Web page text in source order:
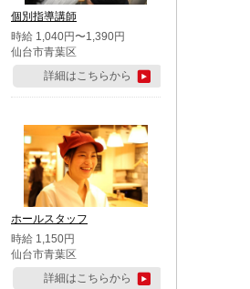
個別指導講師
時給 1,040円〜1,390円
仙台市青葉区
詳細はこちらから
ホールスタッフ
時給 1,150円
仙台市青葉区
詳細はこちらから